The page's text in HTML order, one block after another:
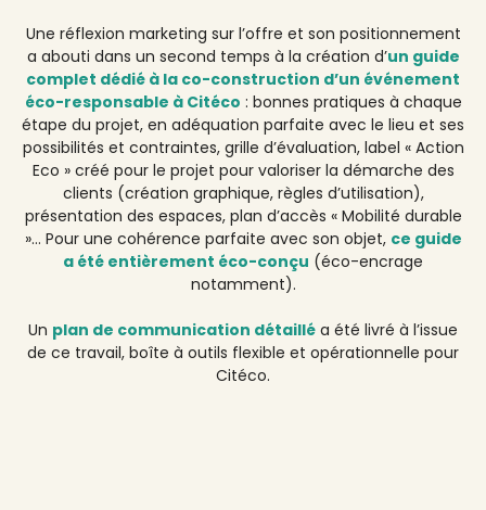
Une réflexion marketing sur l’offre et son positionnement
a abouti dans un second temps à la création d’un guide
complet dédié à la co-construction d’un événement
éco-responsable à Citéco : bonnes pratiques à chaque
étape du projet, en adéquation parfaite avec le lieu et ses
possibilités et contraintes, grille d’évaluation, label « Action
Eco » créé pour le projet pour valoriser la démarche des
clients (création graphique, règles d’utilisation),
présentation des espaces, plan d’accès « Mobilité durable
»… Pour une cohérence parfaite avec son objet, ce guide
a été entièrement éco-conçu (éco-encrage
notamment).
Un plan de communication détaillé a été livré à l’issue
de ce travail, boîte à outils flexible et opérationnelle pour
Citéco.